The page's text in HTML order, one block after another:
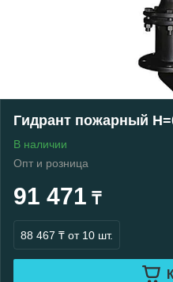
Гидрант пожарный
В наличии
Опт и розница
91 471 ₸
88 467 ₸ от 10 шт.